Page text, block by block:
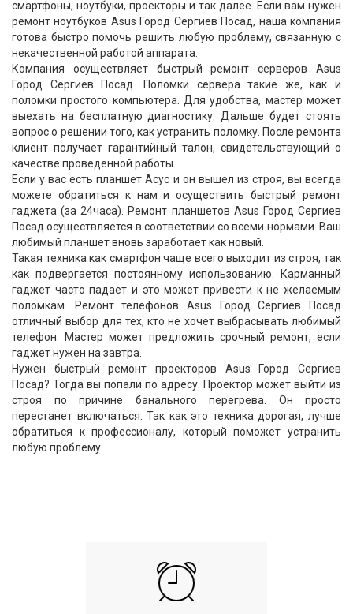
смартфоны, ноутбуки, проекторы и так далее. Если вам нужен
ремонт ноутбуков Asus Город Сергиев Посад, наша компания
готова быстро помочь решить любую проблему, связанную с
некачественной работой аппарата.
Компания осуществляет быстрый ремонт серверов Asus
Город Сергиев Посад. Поломки сервера такие же, как и
поломки простого компьютера. Для удобства, мастер может
выехать на бесплатную диагностику. Дальше будет стоять
вопрос о решении того, как устранить поломку. После ремонта
клиент получает гарантийный талон, свидетельствующий о
качестве проведенной работы.
Если у вас есть планшет Асус и он вышел из строя, вы всегда
можете обратиться к нам и осуществить быстрый ремонт
гаджета (за 24часа). Ремонт планшетов Asus Город Сергиев
Посад осуществляется в соответствии со всеми нормами. Ваш
любимый планшет вновь заработает как новый.
Такая техника как смартфон чаще всего выходит из строя, так
как подвергается постоянному использованию. Карманный
гаджет часто падает и это может привести к не желаемым
поломкам. Ремонт телефонов Asus Город Сергиев Посад
отличный выбор для тех, кто не хочет выбрасывать любимый
телефон. Мастер может предложить срочный ремонт, если
гаджет нужен на завтра.
Нужен быстрый ремонт проекторов Asus Город Сергиев
Посад? Тогда вы попали по адресу. Проектор может выйти из
строя по причине банального перегрева. Он просто
перестанет включаться. Так как это техника дорогая, лучше
обратиться к профессионалу, который поможет устранить
любую проблему.